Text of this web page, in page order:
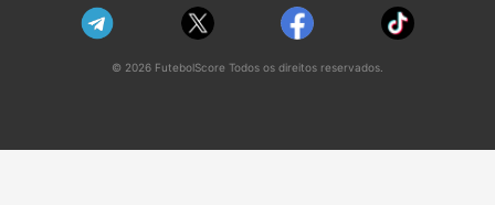
© 2026 FutebolScore Todos os direitos reservados.